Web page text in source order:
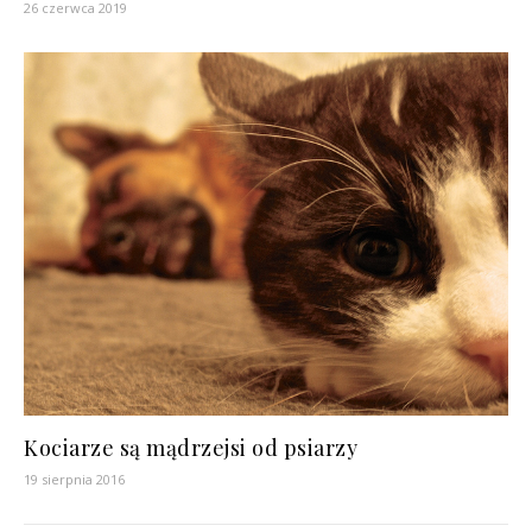
26 czerwca 2019
Kociarze są mądrzejsi od psiarzy
19 sierpnia 2016